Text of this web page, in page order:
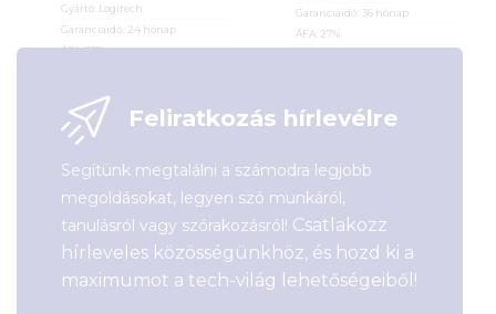
Gyártó: Logitech
Garanciaidő: 24 hónap
ÁFA:27%
32 990
Garanciaidő: 36 hónap
ÁFA: 27%
Feliratkozás hírlevélre
Segítünk megtalálni a számodra legjobb
megoldásokat, legyen szó munkáról,
tanulásról vagy szórakozásról! Csatlakozz
hírleveles közösségünkhöz, és hozd ki a
maximumot a tech-világ lehetőségeiből!